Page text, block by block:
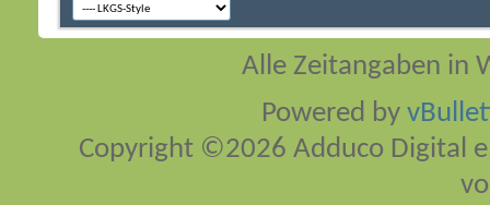
Alle Zeitangaben in
Powered by
Copyright ©2026 Adduco Digital